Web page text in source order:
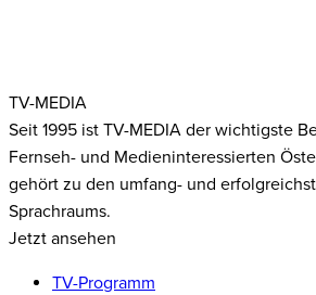
TV-MEDIA
Seit 1995 ist TV-MEDIA der wichtigste
Fernseh- und Medieninteressierten
gehört zu den umfang- und
Sprachraums.
Jetzt ansehen
TV-Programm